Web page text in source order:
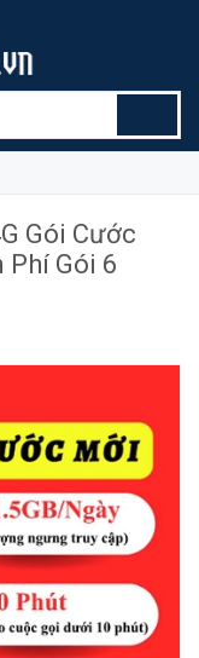
Gói Cước
Phí Gói 6